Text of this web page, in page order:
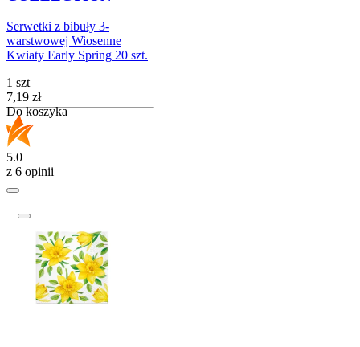
Serwetki z bibuły 3-
warstwowej Wiosenne
Kwiaty Early Spring 20 szt.
1 szt
Cena
7,19 zł
Do koszyka
5.0
z 6 opinii